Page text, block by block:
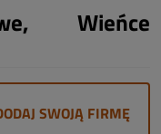
Wieńce
SWOJĄ FIRMĘ